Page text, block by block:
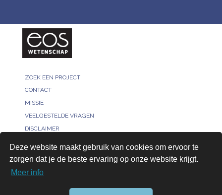
Deze website maakt gebruik van cookies om ervoor te
zorgen dat je de beste ervaring op onze website krijgt.
Meer info
ZOEK EEN PROJECT
CONTACT
MISSIE
VEELGESTELDE VRAGEN
DISCLAIMER